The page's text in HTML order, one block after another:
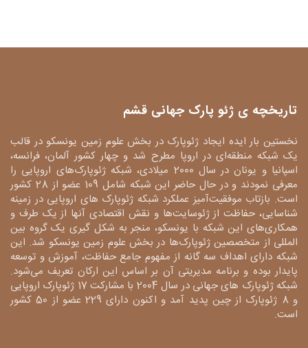
تاریخچه ی ژئو پارک جهانی قشم
نخستین بار ایده ایجاد ژئوپارک در بخش علوم زمین یونسکو در قالب
یک شبکه منطقه‌ای در اروپا مطرح شد و چهار کشور آلمان، فرانسه،
اسپانیا و یونان در سال 2000 میلادی، شبکه ژئوپارک‌های اروپایی را
معرفی نمودند و در حال حاضر این شبکه شامل 109 عضو از 28 کشور
است. بازتاب موفقیت‌آمیز عملکرد شبکه ژئوپارک های اروپایی در زمینه
شناسایی، حفاظت از ژئوسایت‌ها و نقش اقتصادی آنها از یک طرف و
همکاری‌های این شبکه با یونسکو، منجر به شکل گیری یک گروه بین
المللی از متخصصین ژئوپارک‌ها در بخش علوم زمین یونسکو شد. این
شبکه دارای اهداف سه گانه از مفهوم جامع حفاظت، آموزش و توسعه
پایدار بوده و برنامه مدیریتی آن بر اساس این ارکان تعریف می‌شود.
شبکه ژئوپارک های جهانی در سال 2004 با مشارکت 17 ژئوپارک اروپایی
و 8 ژئوپارک از چین پدید آمد و اکنون دارای 229 عضو از 50 کشور
است.